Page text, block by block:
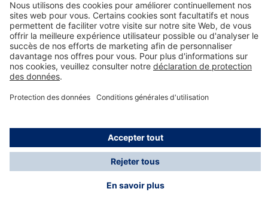
Nous contacter
A propos de Dräger
Informations
*Les taxes et les frais d'expédition ne sont pas inclus
dans les prix indiqués, sauf mention contraire. Des frais
supplémentaires peuvent s'appliquer.